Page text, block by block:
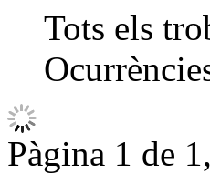
Tots els
Pàgina 1 de